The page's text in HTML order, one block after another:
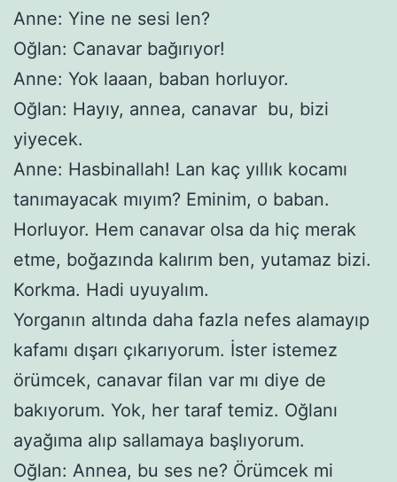
Anne: Yine ne sesi len?
Oğlan: Canavar bağırıyor!
Anne: Yok laaan, baban horluyor.
Oğlan: Hayıy, annea, canavar bu, bizi
yiyecek.
Anne: Hasbinallah! Lan kaç yıllık kocamı
tanımayacak mıyım? Eminim, o baban.
Horluyor. Hem canavar olsa da hiç merak
etme, boğazında kalırım ben, yutamaz bizi.
Korkma. Hadi uyuyalım.
Yorganın altında daha fazla nefes alamayıp
kafamı dışarı çıkarıyorum. İster istemez
örümcek, canavar filan var mı diye de
bakıyorum. Yok, her taraf temiz. Oğlanı
ayağıma alıp sallamaya başlıyorum.
Oğlan: Annea, bu ses ne? Örümcek mi